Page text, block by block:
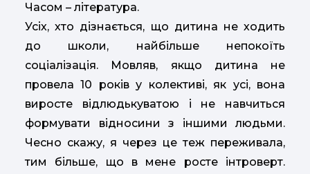
Часом – література.
Усіх, хто дізнається, що дитина не ходить
до школи, найбільше непокоїть
соціалізація. Мовляв, якщо дитина не
провела 10 років у колективі, як усі, вона
виросте відлюдькуватою і не навчиться
формувати відносини з іншими людьми.
Чесно скажу, я через це теж переживала,
тим більше, що в мене росте інтроверт.